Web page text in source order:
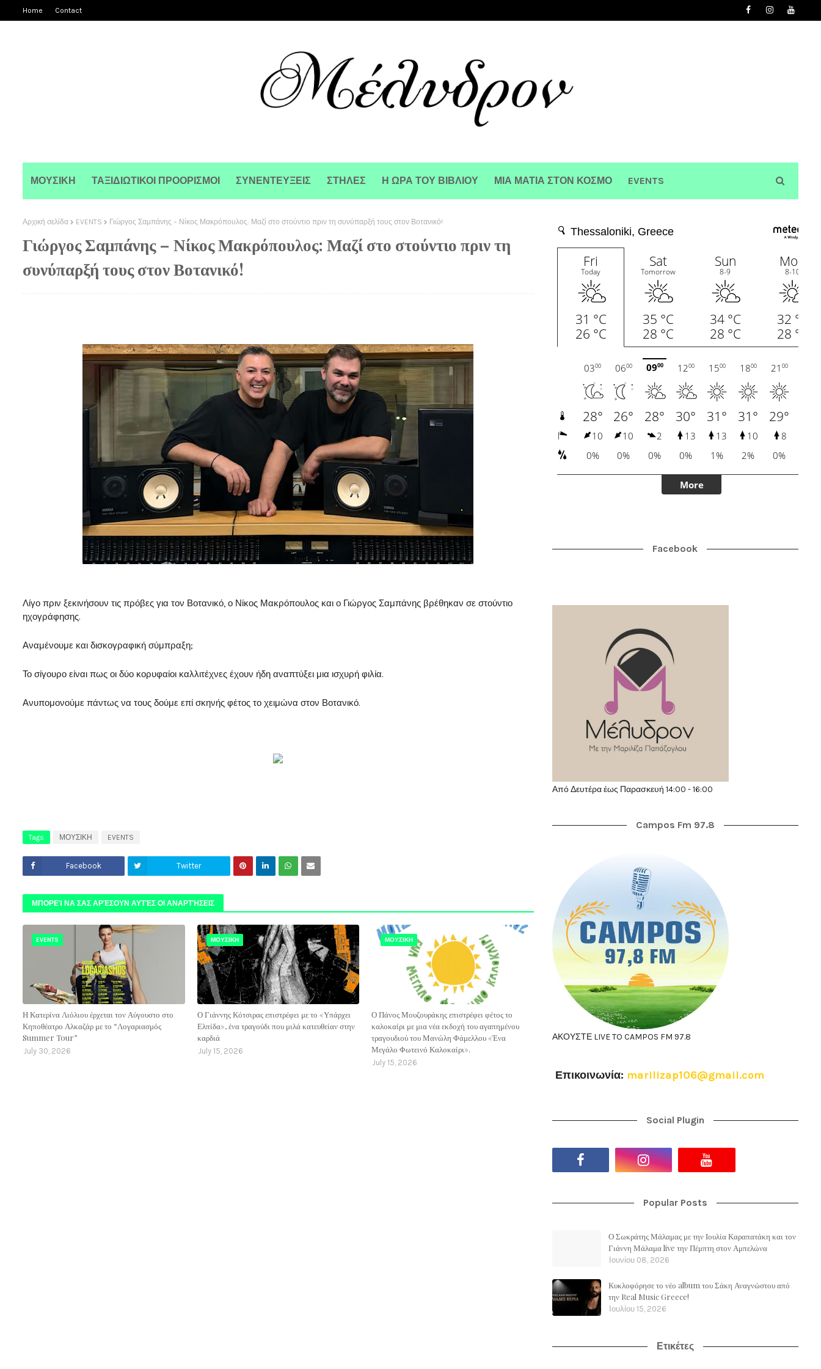
Home Contact
ΜΟΥΣΙΚΗ ΤΑΞΙΔΙΩΤΙΚΟΙ ΠΡΟΟΡΙΣΜΟΙ ΣΥΝΕΝΤΕΥΞΕΙΣ ΣΤΗΛΕΣ Η ΩΡΑ ΤΟΥ ΒΙΒΛΙΟΥ ΜΙΑ ΜΑΤΙΑ ΣΤΟΝ ΚΟΣΜΟ EVENTS
Αρχική σελίδα EVENTS Γιώργος Σαμπάνης – Νίκος Μακρόπουλος: Μαζί στο στούντιο πριν τη συνύπαρξή τους στον Βοτανικό!
Γιώργος Σαμπάνης – Νίκος Μακρόπουλος: Μαζί στο στούντιο πριν τη
συνύπαρξή τους στον Βοτανικό!
Λίγο πριν ξεκινήσουν τις πρόβες για τον Βοτανικό, ο Νίκος Μακρόπουλος και ο Γιώργος Σαμπάνης βρέθηκαν σε στούντιο
ηχογράφησης.
Αναμένουμε και δισκογραφική σύμπραξη;
Το σίγουρο είναι πως οι δύο κορυφαίοι καλλιτέχνες έχουν ήδη αναπτύξει μια ισχυρή φιλία.
Ανυπομονούμε πάντως να τους δούμε επί σκηνής φέτος το χειμώνα στον Βοτανικό.
Tags ΜΟΥΣΙΚΗ EVENTS
Facebook Twitter
ΜΠΟΡΕΊ ΝΑ ΣΑΣ ΑΡΈΣΟΥΝ ΑΥΤΈΣ ΟΙ ΑΝΑΡΤΉΣΕΙΣ
EVENTS
Η Κατερίνα Λιόλιου έρχεται τον Αύγουστο στο
Κηποθέατρο Αλκαζάρ με το “Λογαριασμός
Summer Tour”
July 30, 2026
ΜΟΥΣΙΚΗ
Ο Γιάννης Κότσιρας επιστρέφει με το «Υπάρχει
Ελπίδα», ένα τραγούδι που μιλά κατευθείαν στην
καρδιά
July 15, 2026
ΜΟΥΣΙΚΗ
Ο Πάνος Μουζουράκης επιστρέφει φέτος το
καλοκαίρι με μια νέα εκδοχή του αγαπημένου
τραγουδιού του Μανώλη Φάμελλου «Ένα
Μεγάλο Φωτεινό Καλοκαίρι».
July 15, 2026
Facebook
Από Δευτέρα έως Παρασκευή 14:00 - 16:00
Campos Fm 97.8
ΑΚΟΥΣΤΕ LIVE TO CAMPOS FM 97.8
Επικοινωνία: marilizap106@gmail.com
Social Plugin
Popular Posts
Ο Σωκράτης Μάλαμας με την Ιουλία Καραπατάκη και τον
Γιάννη Μάλαμα live την Πέμπτη στον Αμπελώνα
Ιουνίου 08, 2026
Κυκλοφόρησε το νέο album του Σάκη Αναγνώστου από
την Real Music Greece!
Ιουλίου 15, 2026
Ετικέτες